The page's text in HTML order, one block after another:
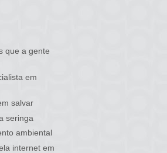
que a gente
em
salvar
seringa
ambiental
internet em